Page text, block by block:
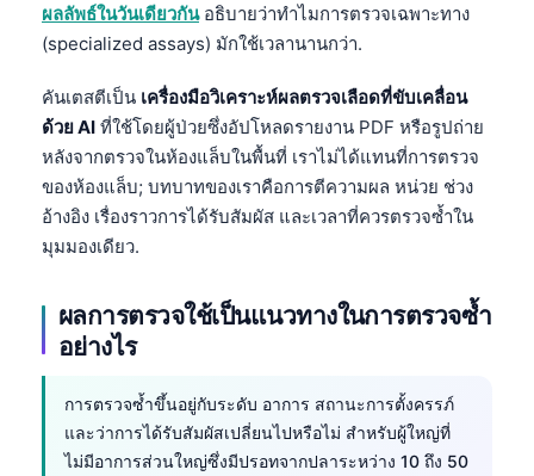
ผลลัพธ์ในวันเดียวกันอธิบายว่าทำไมการตรวจเฉพาะทาง
(specialized assays) มักใช้เวลานานกว่า.
คันเตสตีเป็น เครื่องมือวิเคราะห์ผลตรวจเลือดที่ขับเคลื่อน
ด้วย AI ที่ใช้โดยผู้ป่วยซึ่งอัปโหลดรายงาน PDF หรือรูปถ่าย
หลังจากตรวจในห้องแล็บในพื้นที่ เราไม่ได้แทนที่การตรวจ
ของห้องแล็บ; บทบาทของเราคือการตีความผล หน่วย ช่วง
อ้างอิง เรื่องราวการได้รับสัมผัส และเวลาที่ควรตรวจซ้ำใน
มุมมองเดียว.
ผลการตรวจใช้เป็นแนวทางในการตรวจซ้ำ
อย่างไร
การตรวจซ้ำขึ้นอยู่กับระดับ อาการ สถานะการตั้งครรภ์
และว่าการได้รับสัมผัสเปลี่ยนไปหรือไม่ สำหรับผู้ใหญ่ที่
ไม่มีอาการส่วนใหญ่ซึ่งมีปรอทจากปลาระหว่าง 10 ถึง 50
ဗမာစာ
Kiswahili
Українська
O‘zbekcha
Català
Қазақ тілі
Suomi
Hrvatski
Slovenčina